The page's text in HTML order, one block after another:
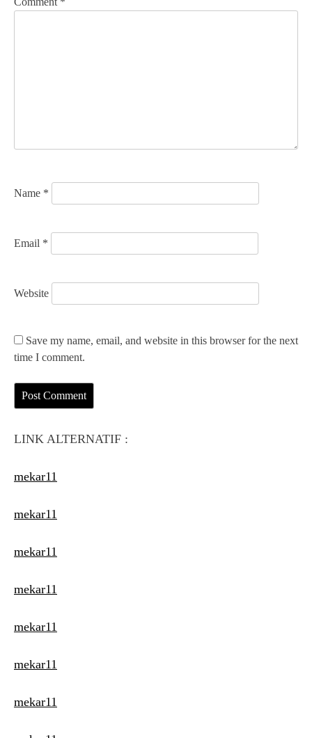
o
Name *
Email *
Website
Save my name, email, and website in this browser for the next
time I comment.
LINK ALTERNATIF :
mekar11
mekar11
mekar11
mekar11
mekar11
mekar11
mekar11